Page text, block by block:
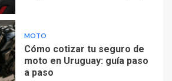
MOTO
Cómo cotizar tu seguro de
moto en Uruguay: guía paso
a paso